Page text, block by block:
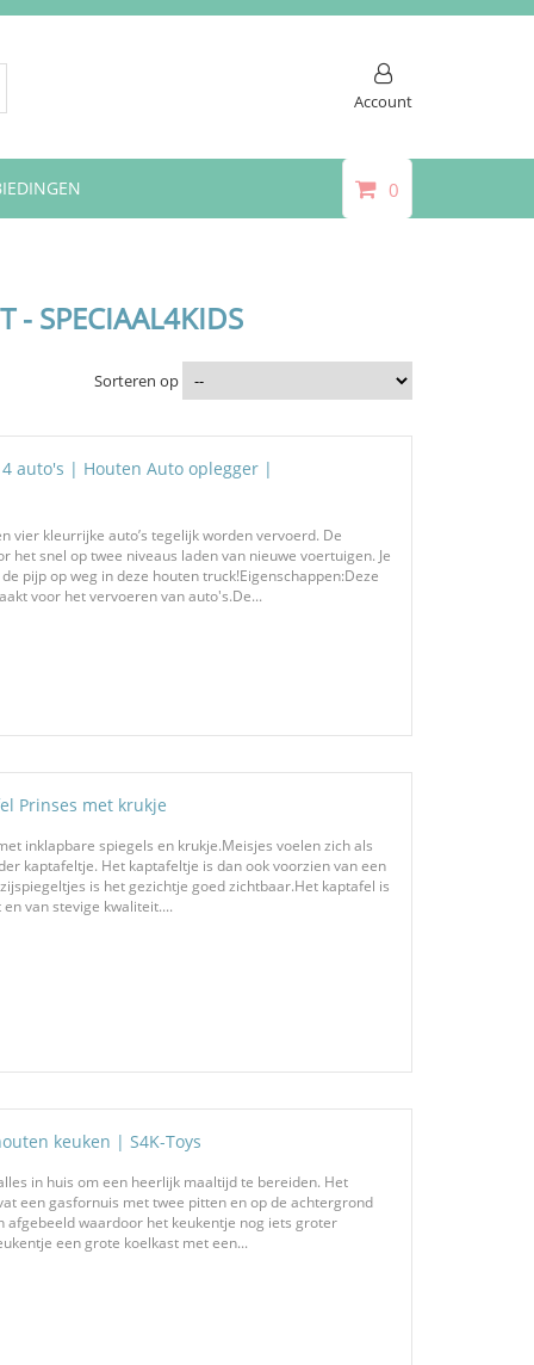
Account
0
- SPECIAAL4KIDS
Sorteren op
auto's | Houten Auto oplegger |
vier kleurrijke auto’s tegelijk worden vervoerd. De
het snel op twee niveaus laden van nieuwe voertuigen. Je
pijp op weg in deze houten truck!Eigenschappen:Deze
voor het vervoeren van auto's.De...
Prinses met krukje
inklapbare spiegels en krukje.Meisjes voelen zich als
kaptafeltje. Het kaptafeltje is dan ook voorzien van een
is het gezichtje goed zichtbaar.Het kaptafel is
van stevige kwaliteit....
keuken | S4K-Toys
in huis om een heerlijk maaltijd te bereiden. Het
een gasfornuis met twee pitten en op de achtergrond
afgebeeld waardoor het keukentje nog iets groter
een grote koelkast met een...